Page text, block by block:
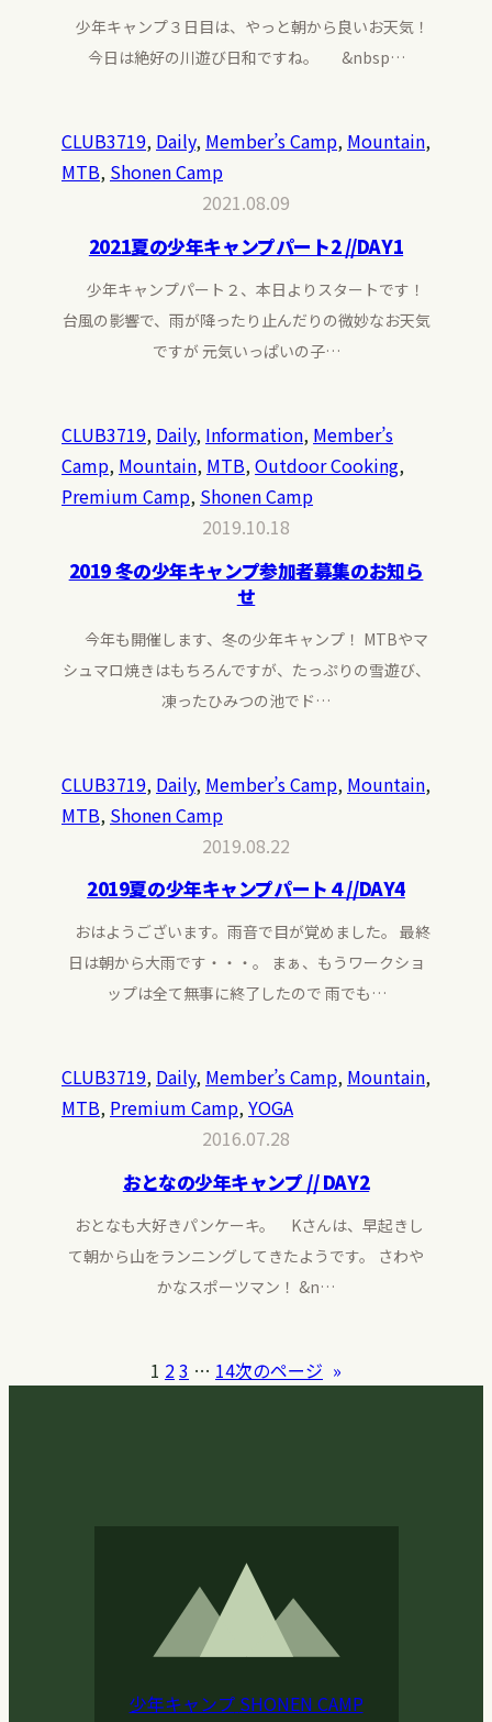
少年キャンプ３日目は、やっと朝から良いお天気！
今日は絶好の川遊び日和ですね。 &nbsp…
CLUB3719, Daily, Member’s Camp, Mountain
MTB, Shonen Camp
2021.08.09
2021夏の少年キャンプパート2 //DAY1
少年キャンプパート２、本日よりスタートです！
台風の影響で、雨が降ったり止んだりの微妙なお天気
ですが 元気いっぱいの子…
CLUB3719, Daily, Information, Member’s
Camp, Mountain, MTB, Outdoor Cooking
Premium Camp, Shonen Camp
2019.10.18
2019 冬の少年キャンプ参加者募集のお知ら
せ
今年も開催します、冬の少年キャンプ！ MTBやマ
シュマロ焼きはもちろんですが、たっぷりの雪遊び、
凍ったひみつの池でド…
CLUB3719, Daily, Member’s Camp, Mountain
MTB, Shonen Camp
2019.08.22
2019夏の少年キャンプパート４//DAY4
おはようございます。雨音で目が覚めました。 最終
日は朝から大雨です・・・。 まぁ、もうワークショ
ップは全て無事に終了したので 雨でも…
CLUB3719, Daily, Member’s Camp, Mountain
MTB, Premium Camp, YOGA
2016.07.28
おとなの少年キャンプ // DAY2
おとなも大好きパンケーキ。 Kさんは、早起きし
て朝から山をランニングしてきたようです。 さわや
かなスポーツマン！ &n…
1 23 … 14次のページ »
少年キャンプ SHONEN CAMP